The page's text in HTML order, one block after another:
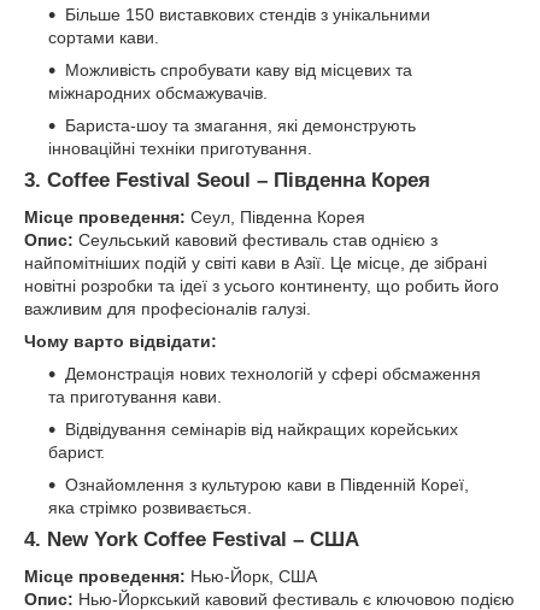
Більше 150 виставкових стендів з унікальними
сортами кави.
Можливість спробувати каву від місцевих та
міжнародних обсмажувачів.
Бариста-шоу та змагання, які демонструють
інноваційні техніки приготування.
3. Coffee Festival Seoul – Південна Корея
Місце проведення: Сеул, Південна Корея
Опис: Сеульський кавовий фестиваль став однією з
найпомітніших подій у світі кави в Азії. Це місце, де зібрані
новітні розробки та ідеї з усього континенту, що робить його
важливим для професіоналів галузі.
Чому варто відвідати:
Демонстрація нових технологій у сфері обсмаження
та приготування кави.
Відвідування семінарів від найкращих корейських
барист.
Ознайомлення з культурою кави в Південній Кореї,
яка стрімко розвивається.
4. New York Coffee Festival – США
Місце проведення: Нью-Йорк, США
Опис: Нью-Йоркський кавовий фестиваль є ключовою подією